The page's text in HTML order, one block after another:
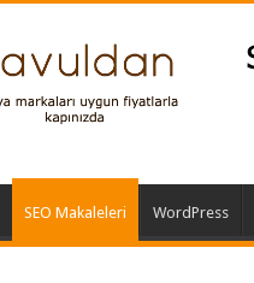
SEO Makaleleri WordPress